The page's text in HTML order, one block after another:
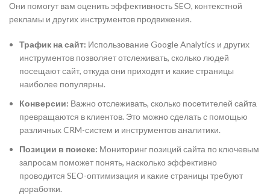
Они помогут вам оценить эффективность SEO, контекстной
рекламы и других инструментов продвижения.
Трафик на сайт: Использование Google Analytics и других
инструментов позволяет отслеживать, сколько людей
посещают сайт, откуда они приходят и какие страницы
наиболее популярны.
Конверсии: Важно отслеживать, сколько посетителей сайта
превращаются в клиентов. Это можно сделать с помощью
различных CRM-систем и инструментов аналитики.
Позиции в поиске: Мониторинг позиций сайта по ключевым
запросам поможет понять, насколько эффективно
проводится SEO-оптимизация и какие страницы требуют
доработки.